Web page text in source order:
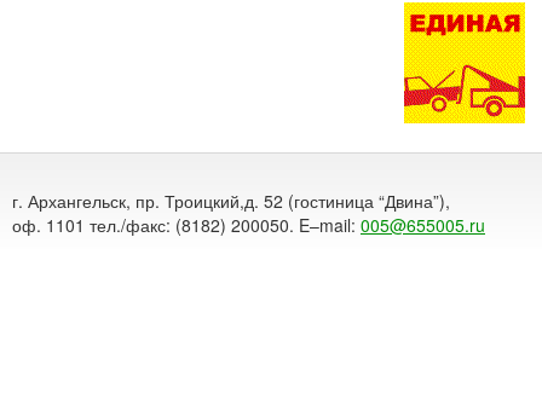
г. Архангельск, пр. Троицкий,д. 52 (гостиница “Двина”),
оф. 1101 тел./факс: (8182) 200050. E–mail: 005@655005.ru